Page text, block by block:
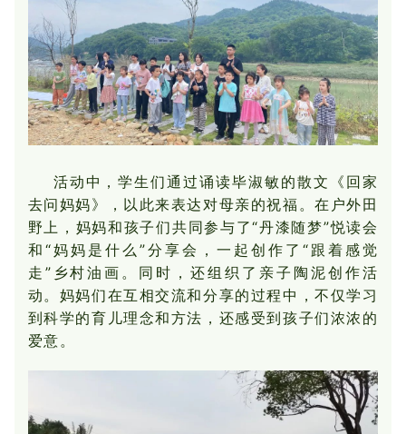
活动中，学生们通过诵读毕淑敏的散文《回家
去问妈妈》，以此来表达对母亲的祝福。在户外田
野上，妈妈和孩子们共同参与了“丹漆随梦”悦读会
和“妈妈是什么”分享会，一起创作了“跟着感觉
走”乡村油画。同时，还组织了亲子陶泥创作活
动。妈妈们在互相交流和分享的过程中，不仅学习
到科学的育儿理念和方法，还感受到孩子们浓浓的
爱意。